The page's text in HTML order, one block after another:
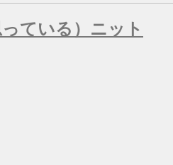
ている）ニット